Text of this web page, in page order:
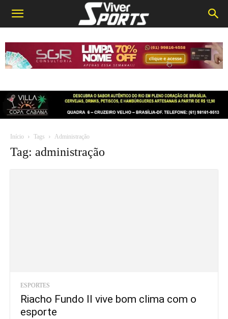
Início Tags Administração
Tag: administração
ESPORTES
Riacho Fundo II vive bom clima com o
esporte